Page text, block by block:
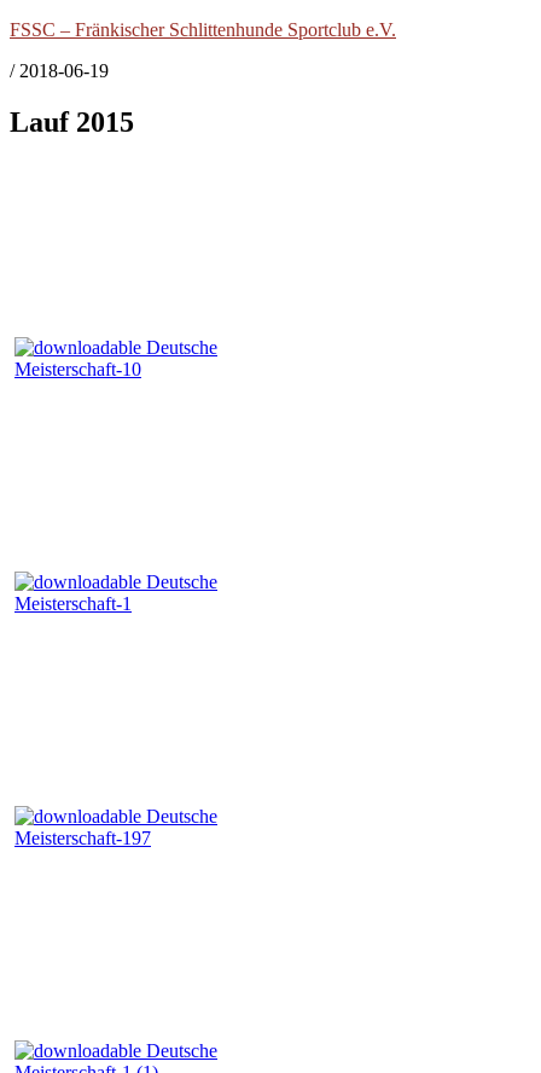
FSSC – Fränkischer Schlittenhunde Sportclub e.V.
/ 2018-06-19
Lauf 2015